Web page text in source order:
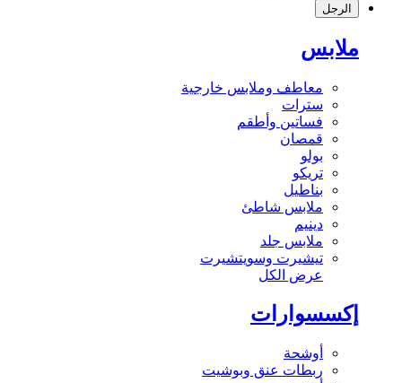
الرجل
ملابس
معاطف وملابس خارجية
سترات
فساتين وأطقم
قمصان
بولو
تريكو
بناطيل
ملابس شاطئ
دينيم
ملابس جلد
تيشيرت وسويتشيرت
عرض الكل
إكسسوارات
أوشحة
ربطات عنق وبوشيت